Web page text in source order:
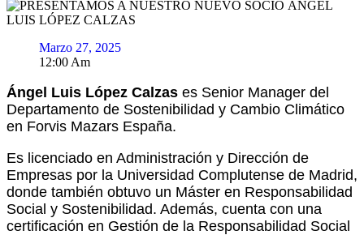
Marzo 27, 2025
12:00 Am
Ángel Luis López Calzas es Senior Manager del
Departamento de Sostenibilidad y Cambio Climático
en Forvis Mazars España.
Es licenciado en Administración y Dirección de
Empresas por la Universidad Complutense de Madrid,
donde también obtuvo un Máster en Responsabilidad
Social y Sostenibilidad. Además, cuenta con una
certificación en Gestión de la Responsabilidad Social